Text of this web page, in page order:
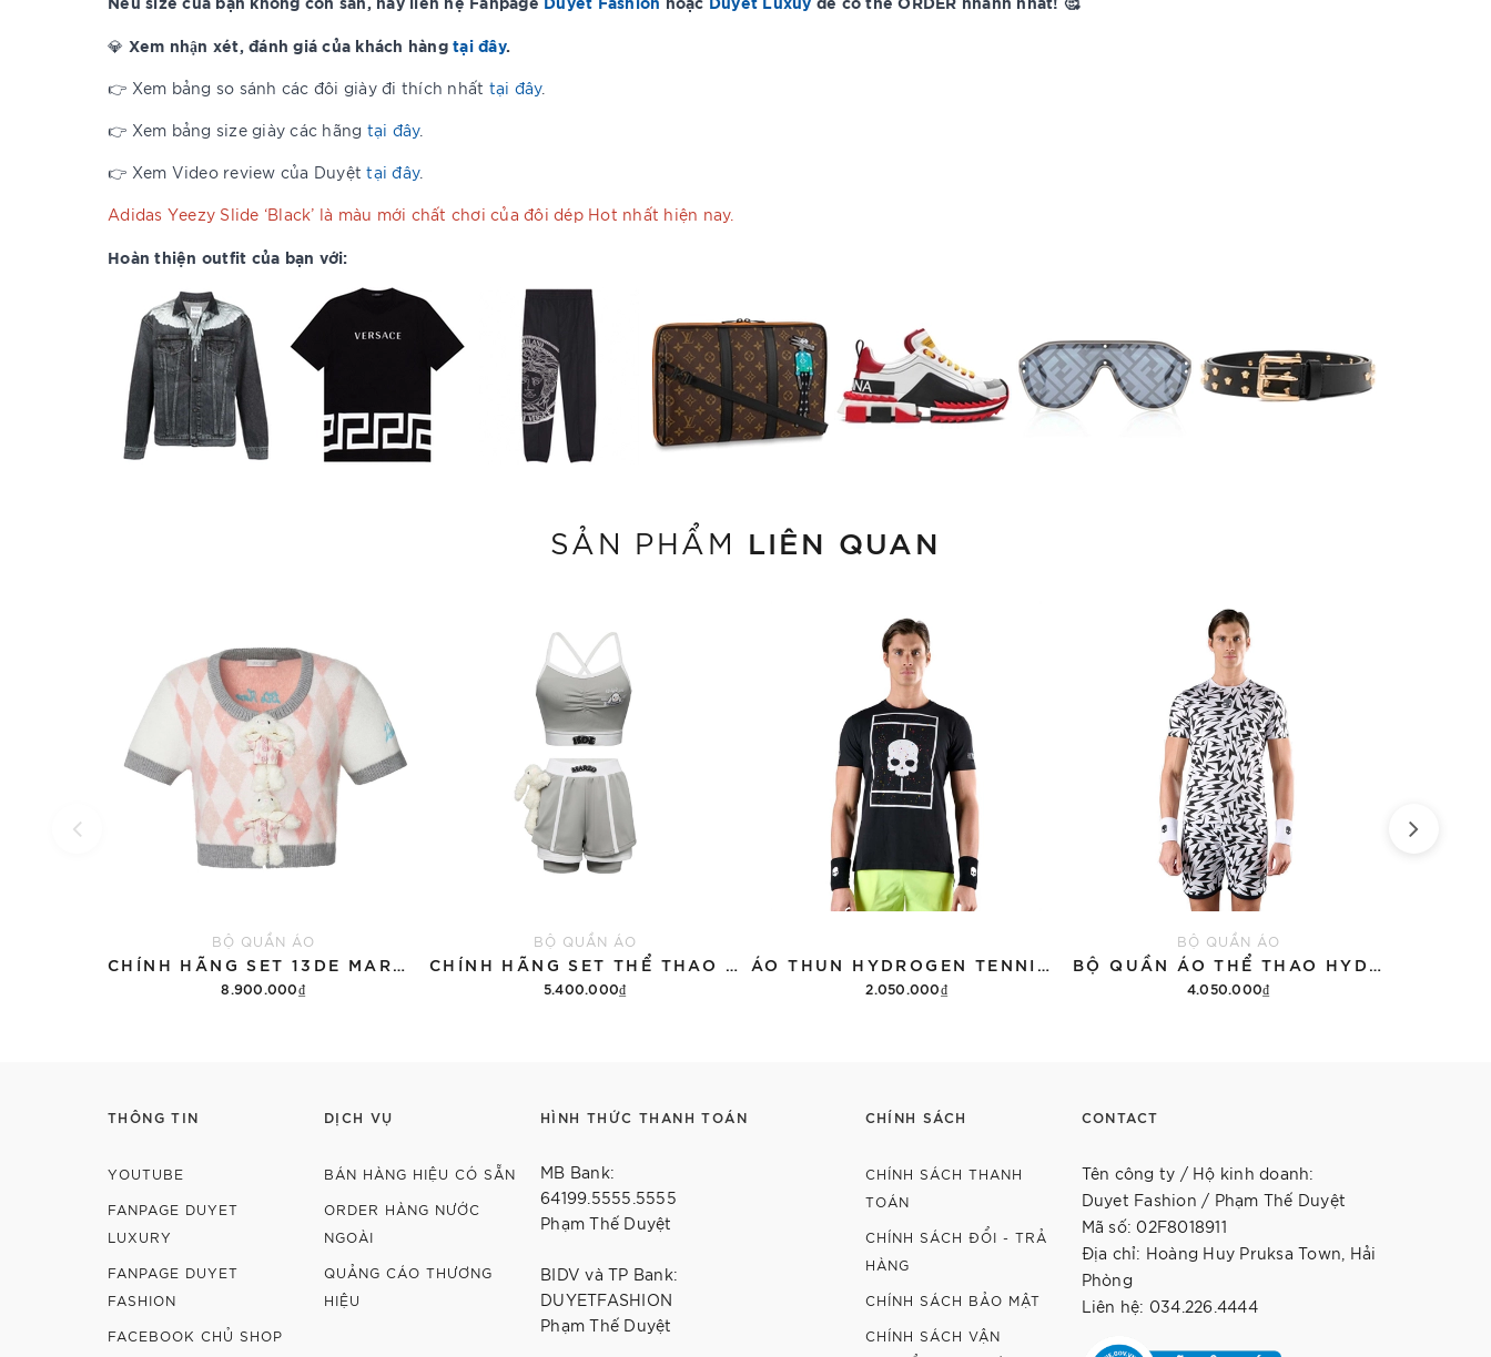
💎 Xem nhận xét, đánh giá của khách hàng tại đây.
👉 Xem bảng so sánh các đôi giày đi thích nhất tại đây.
👉 Xem bảng size giày các hãng tại đây.
👉 Xem Video review của Duyệttại đây.
Adidas Yeezy Slide ‘Black’ là màu mới chất chơi của đôi dép Hot nhất hiện nay.
Hoàn thiện outfit của bạn với:
SẢN PHẨM LIÊN QUAN
BỘ QUẦN ÁO
CHÍNH HÃNG SET 13DE MARZO SUGAR SWIZZLE SUPER CUTE
8.900.000₫
BỘ QUẦN ÁO
CHÍNH HÃNG SET THỂ THAO 13DE MARZO BEAR VINTAGE 'GRAY'
5.400.000₫
ÁO THUN HYDROGEN TENNIS COURT COTTON 'BLACK'
2.050.000₫
BỘ QUẦN ÁO
BỘ QUẦN ÁO THỂ THAO HYDROGEN THUNDERS TECH
4.050.000₫
THÔNG TIN
YOUTUBE
FANPAGE DUYET
LUXURY
FANPAGE DUYET
FASHION
FACEBOOK CHỦ SHOP
DỊCH VỤ
BÁN HÀNG HIỆU CÓ SẴN
ORDER HÀNG NƯỚC
NGOÀI
QUẢNG CÁO THƯƠNG
HIỆU
HÌNH THỨC THANH TOÁN
MB Bank:
64199.5555.5555
Phạm Thế Duyệt
BIDV và TP Bank:
DUYETFASHION
Phạm Thế Duyệt
CHÍNH SÁCH
CHÍNH SÁCH THANH
TOÁN
CHÍNH SÁCH ĐỔI - TRẢ
HÀNG
CHÍNH SÁCH BẢO MẬT
CHÍNH SÁCH VẬN
CONTACT
Tên công ty / Hộ kinh doanh:
Duyet Fashion / Phạm Thế Duyệt
Mã số: 02F8018911
Địa chỉ: Hoàng Huy Pruksa Town, Hải
Phòng
Liên hệ: 034.226.4444